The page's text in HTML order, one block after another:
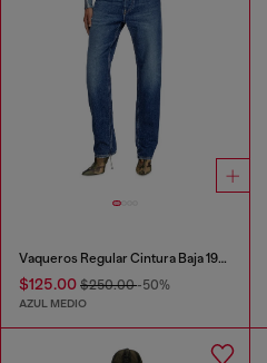
Vaqueros Regular Cintura Baja 1988 D-Ark
$125.00 $250.00-50%
AZUL MEDIO